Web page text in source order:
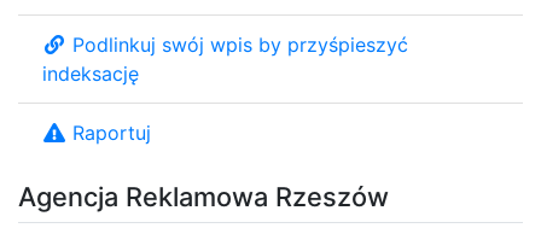
Agencja Reklamowa Rzeszów
Podlinkuj swój wpis by przyśpieszyć
indeksację
Raportuj